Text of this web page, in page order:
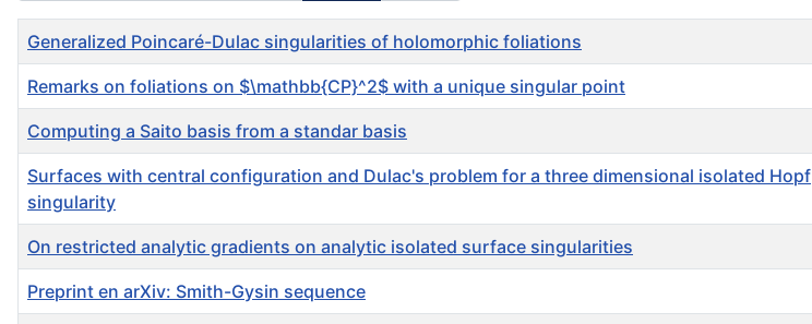
Title Created Date Author
Generalized Poincaré-Dulac singularities of holomorphic foliations
Remarks on foliations on $\mathbb{CP}^2$ with a unique singular point
Computing a Saito basis from a standar basis
Surfaces with central configuration and Dulac's problem for a three dimensional isolated Hopf
singularity
On restricted analytic gradients on analytic isolated surface singularities
Preprint en arXiv: Smith-Gysin sequence